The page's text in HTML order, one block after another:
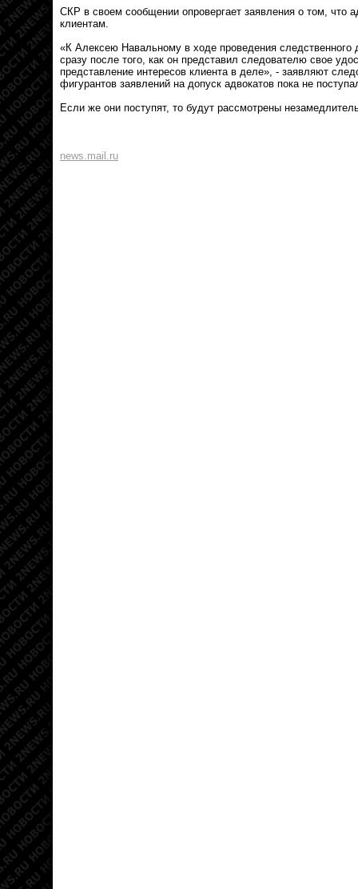
СКР в своем сообщении опровергает заявления о том, что
клиентам.
«К Алексею Навальному в ходе проведения следственного
сразу после того, как он представил следователю свое
представление интересов клиента в деле», - заявляют
фигурантов заявлений на допуск адвокатов пока не
Если же они поступят, то будут рассмотрены
news.mail.ru